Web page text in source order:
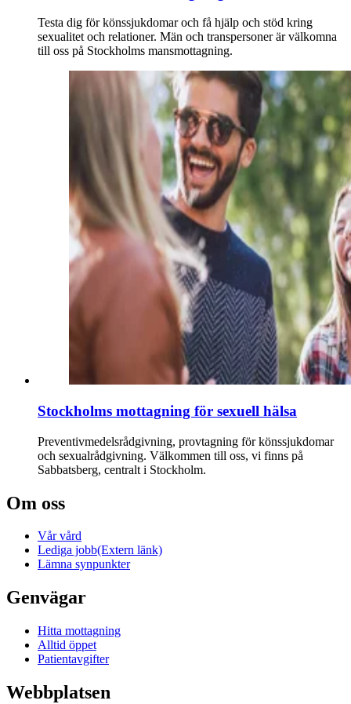
Testa dig för könssjukdomar och få hjälp och stöd kring
sexualitet och relationer. Män och transpersoner är välkomna
till oss på Stockholms mansmottagning.
Stockholms mottagning för sexuell hälsa
Preventivmedelsrådgivning, provtagning för könssjukdomar
och sexualrådgivning. Välkommen till oss, vi finns på
Sabbatsberg, centralt i Stockholm.
Om oss
Vår vård
Lediga jobb(Extern länk)
Lämna synpunkter
Genvägar
Hitta mottagning
Alltid öppet
Patientavgifter
Webbplatsen